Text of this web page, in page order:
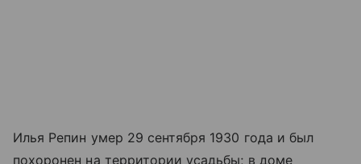
Илья Репин умер 29 сентября 1930 года и был
похоронен на территории усадьбы; в доме